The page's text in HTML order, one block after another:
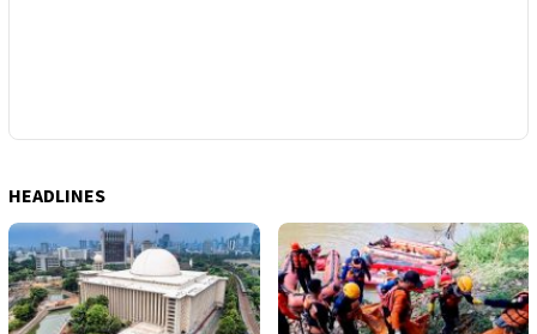
HEADLINES